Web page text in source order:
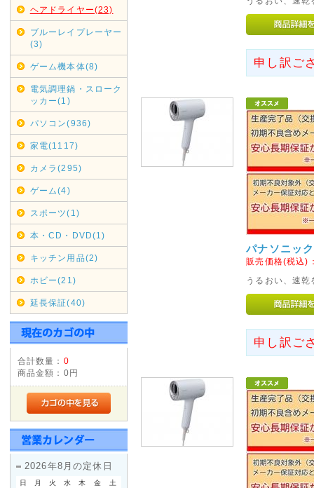
ヘアドライヤー(23)
ブルーレイプレーヤー
(3)
ゲーム機本体(8)
電気調理鍋・スローク
ッカー(1)
パソコン(936)
家電(1117)
カメラ(295)
ゲーム(4)
スポーツ(1)
本・CD・DVD(1)
キッチン用品(2)
ホビー(21)
延長保証(40)
合計数量： 0
商品金額： 0円
2026年8月の定休日
日 月 火 水 木 金
土
カレンダーに反映しましたの
尚、大型商品・超大型商品は
G20大阪サミット開催に伴い
G20大阪サミット開催に伴い
通規制がございます。その為
は、翌着指定をされましても
がございましたのでご指定され
お、時間指定も出来ませんの
みずほ銀行取扱い終了のお
みずほ銀行取扱い終了いたし
GW中は休業日が増えておりま
お急ぎの方は、早めのご入金
2018年11月14日
店休日
11/17(土)は店休日とさせてい
発送も行っておりませんので
申し訳ご
パナソニッ
販売価格(税込)
うるおい、速
申し訳ご